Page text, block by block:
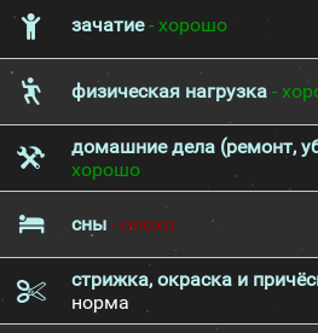
зачатие- хорошо
физическая нагрузка-
домашние дела (ремонт,
хорошо
сны - плохо
стрижка, окраска и
норма